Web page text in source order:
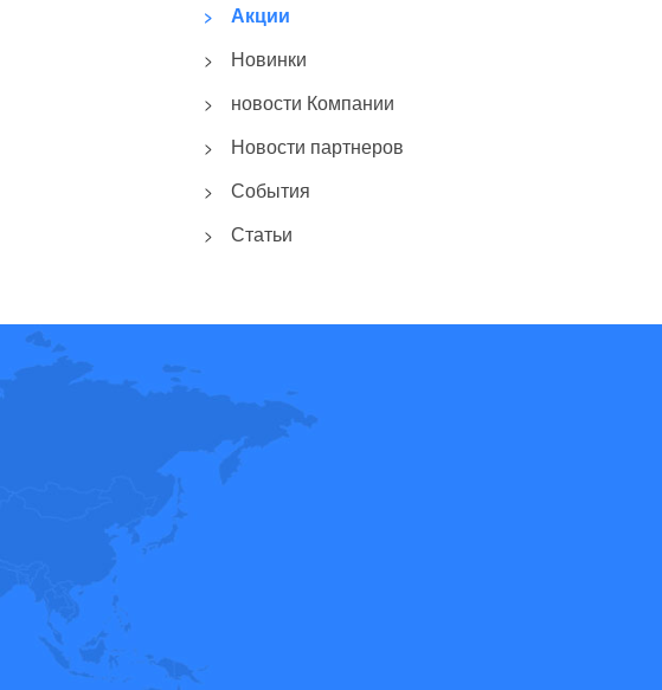
> Акции
> Новинки
> новости Компании
> Новости партнеров
> События
> Статьи